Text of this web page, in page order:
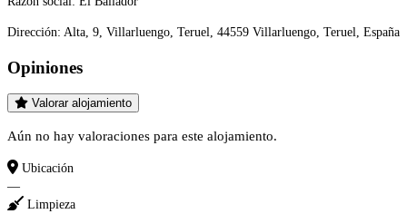
Dirección: Alta, 9, Villarluengo, Teruel, 44559 Villarluengo, Teruel, España
Opiniones
Valorar alojamiento
Aún no hay valoraciones para este alojamiento.
Ubicación
—
Limpieza